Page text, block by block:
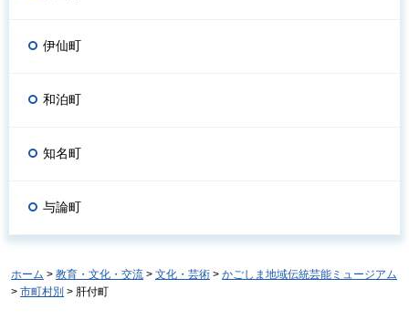
伊仙町
和泊町
知名町
与論町
ホーム > 教育・文化・交流 > 文化・芸術 > かごしま地域伝統芸能ミュージアム
> 市町村別 > 肝付町